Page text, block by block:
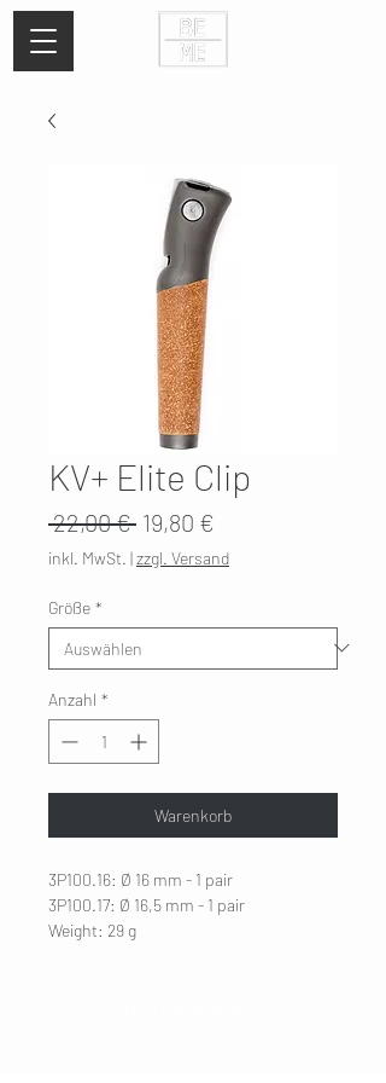
KV+ Elite Clip
22,00 € Standardpreis
19,80 €
Preis
inkl. MwSt. |zzgl. Versand
Größe *
Anzahl *
Warenkorb
3P100.16: Ø 16 mm - 1 pair
3P100.17: Ø 16,5 mm - 1 pair
Weight: 29 g